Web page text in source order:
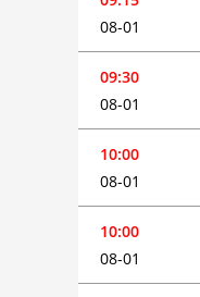
08-01
09:30
08-01
10:00
08-01
10:00
08-01